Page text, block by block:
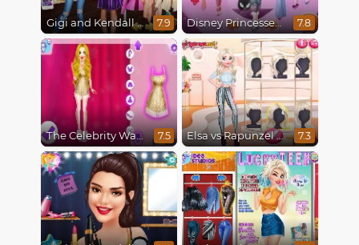
Gigi and Kendall BFFS 7.9 Disney Princesses Runway Show 7.8
The Celebrity Way Of Life 7.5 Elsa vs Rapunzel Fashion Game 7.3